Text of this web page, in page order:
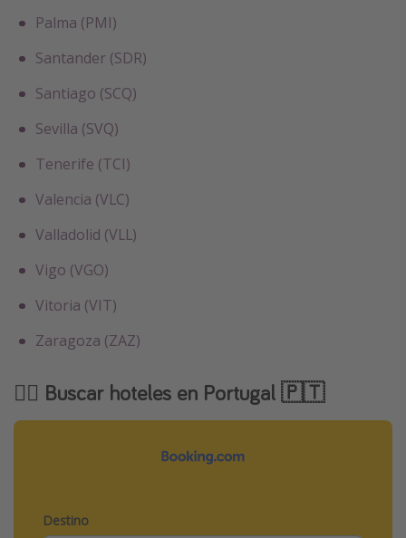
Palma (PMI)
Santander (SDR)
Santiago (SCQ)
Sevilla (SVQ)
Tenerife (TCI)
Valencia (VLC)
Valladolid (VLL)
Vigo (VGO)
Vitoria (VIT)
Zaragoza (ZAZ)
🕵️‍♀️ Buscar hoteles en Portugal 🇵🇹
Destino